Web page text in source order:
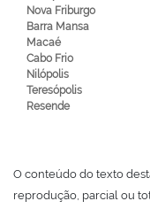
Nova Friburgo
Barra Mansa
Macaé
Cabo Frio
Nilópolis
Teresópolis
Resende
O conteúdo do texto
reprodução, parcial ou